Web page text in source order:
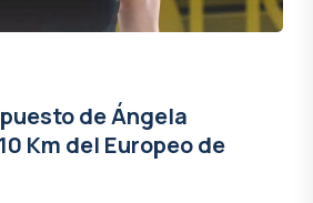
de Ángela
Km del Europeo de